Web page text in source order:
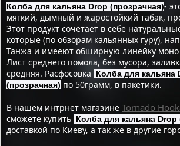
Колба для кальяна Drop (прозрачная)-
мягкий, дымный и жаростойкий табак,
Этот продукт сочетает в себе
которые (по обзорам кальянных гуру),
Танжа и имееют обширную линейку моно
Лист среднего помола, без мусора,
средняя. Расфосовка
Колба для кальяна
(прозрачная) по 50грамм, в пакетики.
В нашем интрнет магазине Tornado
сможете купить Колба для кальяна Drop
доставкой по Киеву, а так же в другие